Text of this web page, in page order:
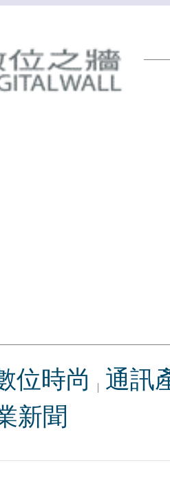
位時尚
通訊
新聞